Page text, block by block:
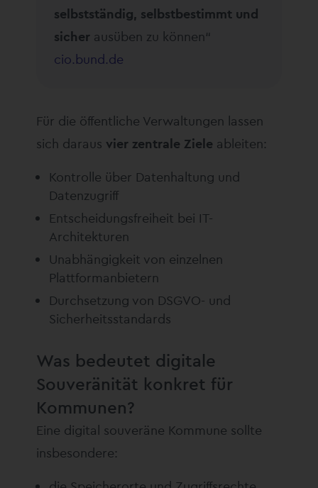
selbstständig, selbstbestimmt und
sicher ausüben zu können“
cio.bund.de
Für die öffentliche Verwaltungen lassen
sich daraus vier zentrale Ziele ableiten:
Kontrolle über Datenhaltung und
Datenzugriff
Entscheidungsfreiheit bei IT-
Architekturen
Unabhängigkeit von einzelnen
Plattformanbietern
Durchsetzung von DSGVO- und
Sicherheitsstandards
Was bedeutet digitale
Souveränität konkret für
Kommunen?
Eine digital souveräne Kommune sollte
insbesondere: